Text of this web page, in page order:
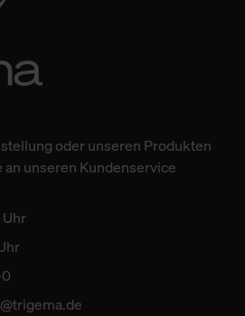
oder unseren Produkten
an unseren Kundenservice